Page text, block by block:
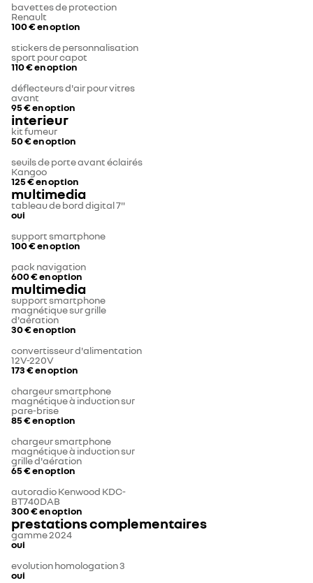
bavettes de protection
Renault
100 €en option
stickers de personnalisation
sport pour capot
110 €en option
déflecteurs d'air pour vitres
avant
95 €en option
interieur
kit fumeur
50 €en option
seuils de porte avant éclairés
Kangoo
125 €en option
multimedia
tableau de bord digital 7"
oui
support smartphone
100 €en option
pack navigation
600 €en option
multimedia
support smartphone
magnétique sur grille
d'aération
30 €en option
convertisseur d'alimentation
12V-220V
173 €en option
chargeur smartphone
magnétique à induction sur
pare-brise
85 €en option
chargeur smartphone
magnétique à induction sur
grille d'aération
65 €en option
autoradio Kenwood KDC-
BT740DAB
300 €en option
prestations complementaires
gamme 2024
oui
evolution homologation 3
oui